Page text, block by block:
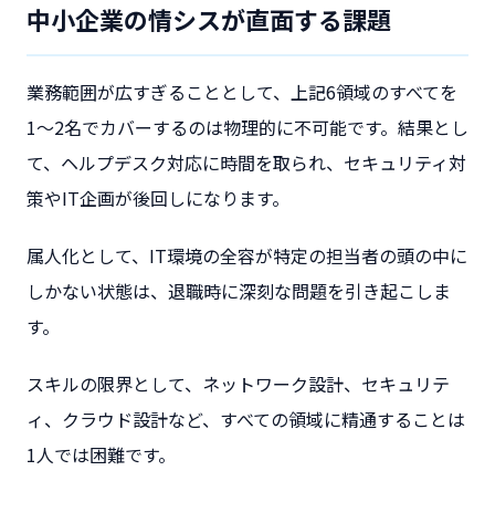
中小企業の情シスが直面する課題
業務範囲が広すぎることとして、上記6領域のすべてを
1〜2名でカバーするのは物理的に不可能です。結果とし
て、ヘルプデスク対応に時間を取られ、セキュリティ対
策やIT企画が後回しになります。
属人化として、IT環境の全容が特定の担当者の頭の中に
しかない状態は、退職時に深刻な問題を引き起こしま
す。
スキルの限界として、ネットワーク設計、セキュリテ
ィ、クラウド設計など、すべての領域に精通することは
1人では困難です。